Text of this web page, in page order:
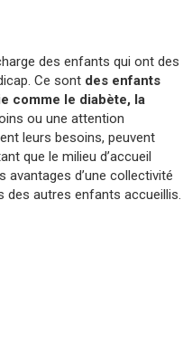
des enfants qui ont des
Ce sont des enfants
comme le diabète, la
ou une attention
leurs besoins, peuvent
que le milieu d’accueil
avantages d’une collectivité
des autres enfants accueillis.